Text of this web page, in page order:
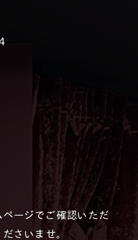
ージでご確認いただ
さいませ。